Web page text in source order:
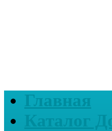
Главная
Каталог